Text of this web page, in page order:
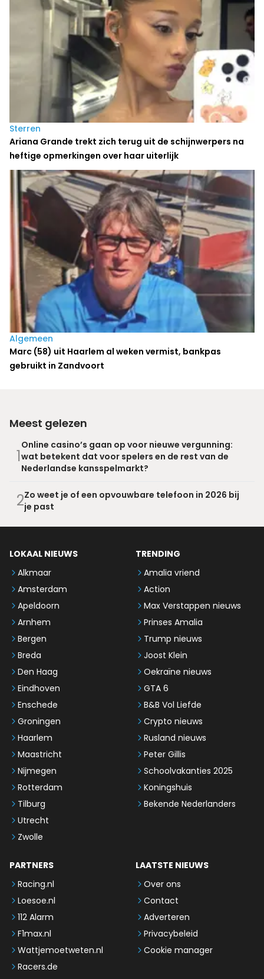
Sterren
Ariana Grande trekt zich terug uit de schijnwerpers na
heftige opmerkingen over haar uiterlijk
Algemeen
Marc (58) uit Haarlem al weken vermist, bankpas
gebruikt in Zandvoort
Meest gelezen
1
Online casino’s gaan op voor nieuwe vergunning:
wat betekent dat voor spelers en de rest van de
Nederlandse kansspelmarkt?
2Zo weet je of een opvouwbare telefoon in 2026 bij
je past
LOKAAL NIEUWS
Alkmaar
Amsterdam
Apeldoorn
Arnhem
Bergen
Breda
Den Haag
Eindhoven
Enschede
Groningen
Haarlem
Maastricht
Nijmegen
Rotterdam
Tilburg
Utrecht
Zwolle
TRENDING
Amalia vriend
Action
Max Verstappen nieuws
Prinses Amalia
Trump nieuws
Joost Klein
Oekraïne nieuws
GTA 6
B&B Vol Liefde
Crypto nieuws
Rusland nieuws
Peter Gillis
Schoolvakanties 2025
Koningshuis
Bekende Nederlanders
PARTNERS
Racing.nl
Loesoe.nl
112 Alarm
F1max.nl
Wattjemoetweten.nl
Racers.de
LAATSTE NIEUWS
Over ons
Contact
Adverteren
Privacybeleid
Cookie manager